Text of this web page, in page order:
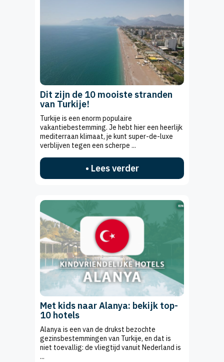
Dit zijn de 10 mooiste stranden
van Turkije!
Turkije is een enorm populaire
vakantiebestemming. Je hebt hier een heerlijk
mediterraan klimaat, je kunt super-de-luxe
verblijven tegen een scherpe ...
• Lees verder
Met kids naar Alanya: bekijk top-
10 hotels
Alanya is een van de drukst bezochte
gezinsbestemmingen van Turkije, en dat is
niet toevallig: de vliegtijd vanuit Nederland is
...